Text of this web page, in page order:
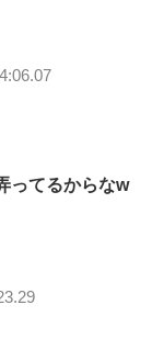
ってるからなw